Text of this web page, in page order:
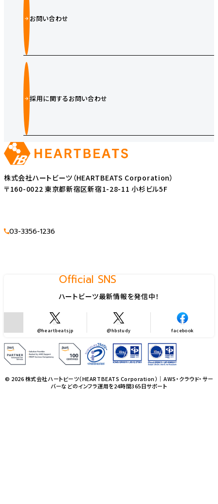
お問い合わせ
採用に関するお問い合わせ
株式会社ハートビーツ（HEARTBEATS Corporation）
〒160-0022 東京都新宿区新宿1-28-11 小杉ビル5F
03-3356-1236
Official SNS
ハートビーツ最新情報を発信中！
@heartbeatsjp @hbstudy facebook
© 2026 株式会社ハートビーツ（HEARTBEATS Corporation）｜AWS・クラウド・サー
バーなどのインフラ運用を24時間365日サポート